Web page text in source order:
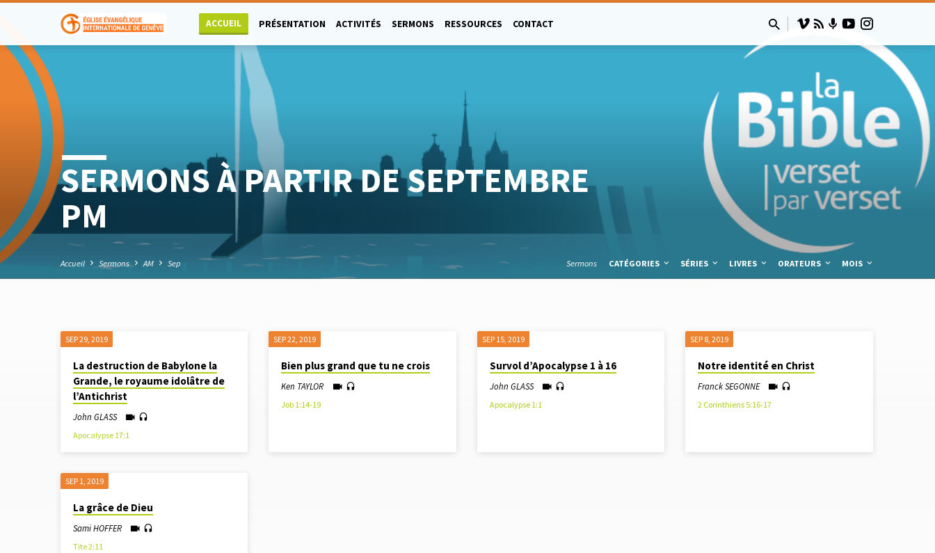
ACCUEIL PRÉSENTATION ACTIVITÉS SERMONS RESSOURCES CONTACT
SERMONS À PARTIR DE SEPTEMBRE
PM
Accueil Sermons AM Sep Sermons CATÉGORIES SÉRIES LIVRES ORATEURS MOIS
SERMONS
À
PARTIR
DE
SEPTEMBRE
PM
SEP 29, 2019
La destruction de Babylone la
Grande, le royaume idolâtre de
l’Antichrist
John GLASS
Apocalypse 17:1
SEP 22, 2019
Bien plus grand que tu ne crois
Ken TAYLOR
Job 1:14-19
SEP 15, 2019
Survol d’Apocalypse 1 à 16
John GLASS
Apocalypse 1:1
SEP 8, 2019
Notre identité en Christ
Franck SEGONNE
2 Corinthiens 5:16-17
SEP 1, 2019
La grâce de Dieu
Sami HOFFER
Tite 2:11